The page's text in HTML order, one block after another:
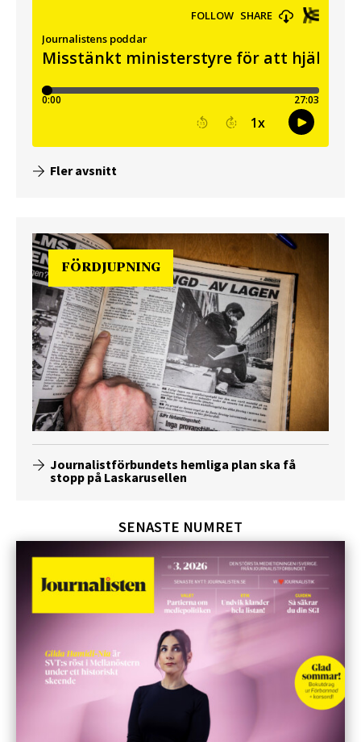
Fler avsnitt
FÖRDJUPNING
Journalistförbundets hemliga plan ska få
stopp på Laskarusellen
SENASTE NUMRET